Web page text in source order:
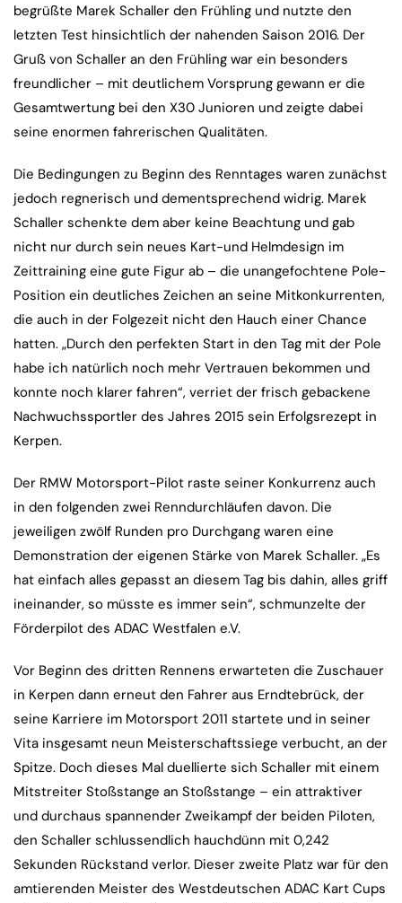
begrüßte Marek Schaller den Frühling und nutzte den
letzten Test hinsichtlich der nahenden Saison 2016. Der
Gruß von Schaller an den Frühling war ein besonders
freundlicher – mit deutlichem Vorsprung gewann er die
Gesamtwertung bei den X30 Junioren und zeigte dabei
seine enormen fahrerischen Qualitäten.
Die Bedingungen zu Beginn des Renntages waren zunächst
jedoch regnerisch und dementsprechend widrig. Marek
Schaller schenkte dem aber keine Beachtung und gab
nicht nur durch sein neues Kart-und Helmdesign im
Zeittraining eine gute Figur ab – die unangefochtene Pole-
Position ein deutliches Zeichen an seine Mitkonkurrenten,
die auch in der Folgezeit nicht den Hauch einer Chance
hatten. „Durch den perfekten Start in den Tag mit der Pole
habe ich natürlich noch mehr Vertrauen bekommen und
konnte noch klarer fahren“, verriet der frisch gebackene
Nachwuchssportler des Jahres 2015 sein Erfolgsrezept in
Kerpen.
Der RMW Motorsport-Pilot raste seiner Konkurrenz auch
in den folgenden zwei Renndurchläufen davon. Die
jeweiligen zwölf Runden pro Durchgang waren eine
Demonstration der eigenen Stärke von Marek Schaller. „Es
hat einfach alles gepasst an diesem Tag bis dahin, alles griff
ineinander, so müsste es immer sein“, schmunzelte der
Förderpilot des ADAC Westfalen e.V.
Vor Beginn des dritten Rennens erwarteten die Zuschauer
in Kerpen dann erneut den Fahrer aus Erndtebrück, der
seine Karriere im Motorsport 2011 startete und in seiner
Vita insgesamt neun Meisterschaftssiege verbucht, an der
Spitze. Doch dieses Mal duellierte sich Schaller mit einem
Mitstreiter Stoßstange an Stoßstange – ein attraktiver
und durchaus spannender Zweikampf der beiden Piloten,
den Schaller schlussendlich hauchdünn mit 0,242
Sekunden Rückstand verlor. Dieser zweite Platz war für den
amtierenden Meister des Westdeutschen ADAC Kart Cups